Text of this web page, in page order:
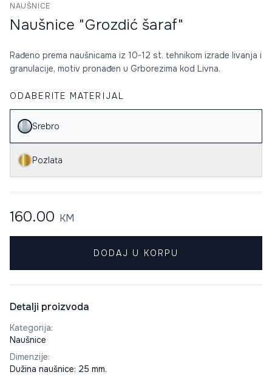
NAUŠNICE
Naušnice "Grozdić šaraf"
Rađeno prema naušnicama iz 10-12 st. tehnikom izrade livanja i
granulacije, motiv pronađen u Grborezima kod Livna.
ODABERITE MATERIJAL
Srebro
Pozlata
160.00 KM
DODAJ U KORPU
Detalji proizvoda
Kategorija:
Naušnice
Dimenzije:
Dužina naušnice: 25 mm.